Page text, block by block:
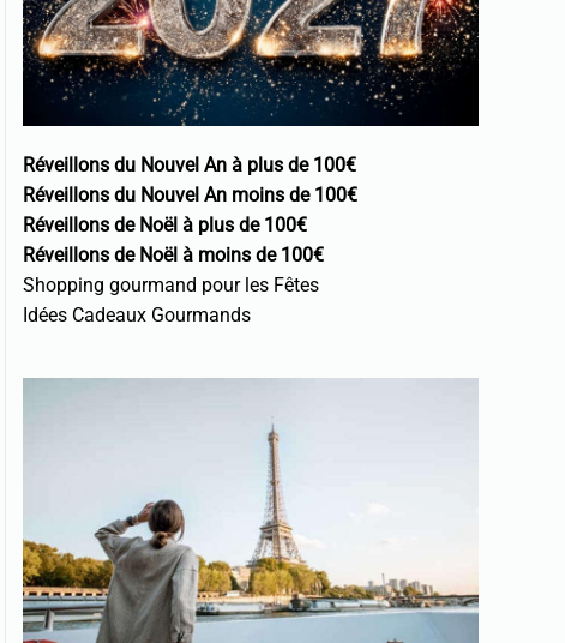
Réveillons du Nouvel An à plus de 100€
Réveillons du Nouvel An moins de 100€
Réveillons de Noël à plus de 100€
Réveillons de Noël à moins de 100€
Shopping gourmand pour les Fêtes
Idées Cadeaux Gourmands